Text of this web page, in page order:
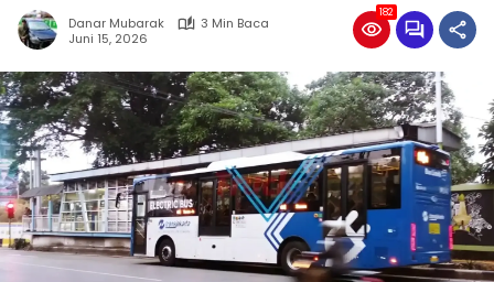
Danar Mubarak
3 Min Baca
Juni 15, 2026
182